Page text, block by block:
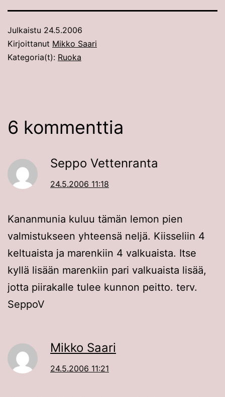
Julkaistu 24.5.2006
Kirjoittanut Mikko Saari
Kategoria(t): Ruoka
6 kommenttia
Seppo Vettenranta
24.5.2006 11:18
Kananmunia kuluu tämän lemon pien
valmistukseen yhteensä neljä. Kiisseliin 4
keltuaista ja marenkiin 4 valkuaista. Itse
kyllä lisään marenkiin pari valkuaista lisää,
jotta piirakalle tulee kunnon peitto. terv.
SeppoV
Mikko Saari
24.5.2006 11:21